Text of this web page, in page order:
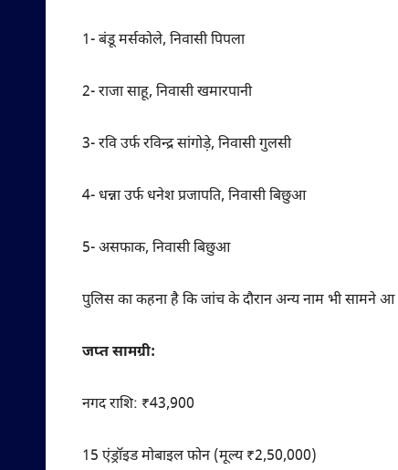
1- बंडू मर्सकोले, निवासी पिपला
2- राजा साहू, निवासी खमारपानी
3- रवि उर्फ रविन्द्र सांगोड़े, निवासी गुलसी
4- धन्ना उर्फ धनेश प्रजापति, निवासी बिछुआ
5- असफाक, निवासी बिछुआ
पुलिस का कहना है कि जांच के दौरान अन्य नाम भी सामने
जप्त सामग्री:
नगद राशि: ₹43,900
15 एंड्रॉइड मोबाइल फोन (मूल्य ₹2,50,000)